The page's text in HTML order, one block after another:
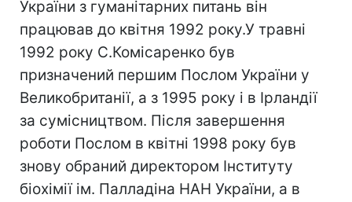
України з гуманітарних питань він
працював до квітня 1992 року.У травні
1992 року С.Комісаренко був
призначений першим Послом України у
Великобританії, а з 1995 року і в Ірландії
за сумісництвом. Після завершення
роботи Послом в квітні 1998 року був
знову обраний директором Інституту
біохімії ім. Палладіна НАН України, а в